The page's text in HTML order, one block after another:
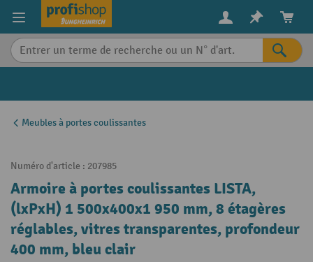
content
Meubles à portes coulissantes
Numéro d'article : 207985
Armoire à portes coulissantes LISTA,
(lxPxH) 1 500x400x1 950 mm, 8 étagères
réglables, vitres transparentes, profondeur
400 mm, bleu clair